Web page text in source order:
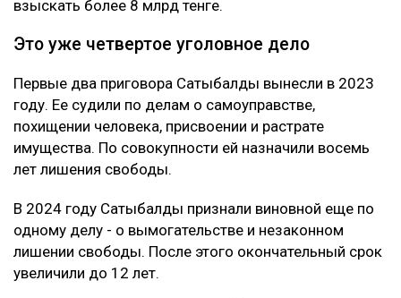
взыскать более 8 млрд тенге.
Это уже четвертое уголовное дело
Первые два приговора Сатыбалды вынесли в 2023
году. Ее судили по делам о самоуправстве,
похищении человека, присвоении и растрате
имущества. По совокупности ей назначили восемь
лет лишения свободы.
В 2024 году Сатыбалды признали виновной еще по
одному делу - о вымогательстве и незаконном
лишении свободы. После этого окончательный срок
увеличили до 12 лет.